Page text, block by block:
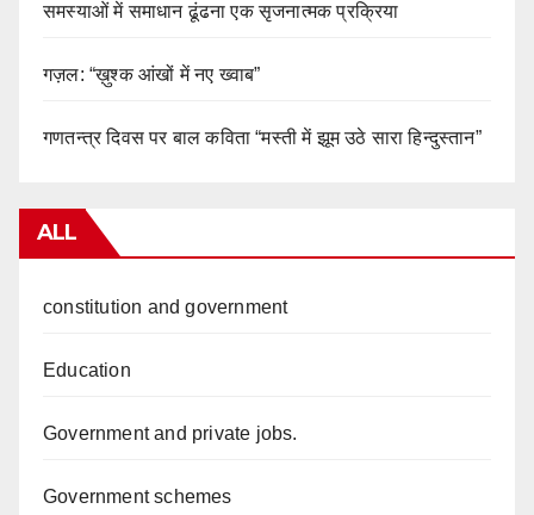
समस्याओं में समाधान ढूंढना एक सृजनात्मक प्रक्रिया
गज़ल: “ख़ुश्क आंखों में नए ख्वाब”
गणतन्त्र दिवस पर बाल कविता “मस्ती में झूम उठे सारा हिन्दुस्तान”
ALL
constitution and government
Education
Government and private jobs.
Government schemes